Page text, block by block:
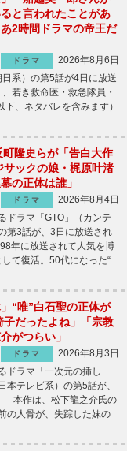
ると言われたことがあ
2時間ドラマの帝王だ
ドラマ
2026年8月6日
系）の第5話が4日に放送
若き救命医・救急隊員・
、ネタバレを含みます）
町隆史らが「告白大作
ックの娘・梶原叶渚
の正体は誰」
ドラマ
2026年8月4日
ドラマ「GTO」（カンテ
第3話が、3日に放送され
年に放送されて人気を博
て復活。50代になった“
“唯”白石聖の正体が
子だったよね」「宗教
がつらい」
ドラマ
2026年8月3日
ドラマ「一次元の挿し
本テレビ系）の第5話が、
本作は、松下龍之介氏の
の人骨が、失踪した妹の